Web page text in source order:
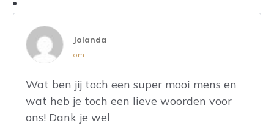
Jolanda
om
Wat ben jij toch een super mooi mens en
wat heb je toch een lieve woorden voor
ons! Dank je wel